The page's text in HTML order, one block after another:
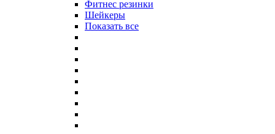
Фитнес резинки
Шейкеры
Показать все